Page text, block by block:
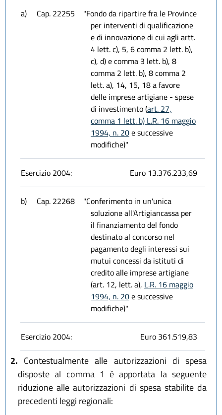
a) Cap. 22255
"Fondo da ripartire fra le Province
per interventi di qualificazione
e di innovazione di cui agli artt.
4 lett. c), 5, 6 comma 2 lett. b),
c), d) e comma 3 lett. b), 8
comma 2 lett. b), 8 comma 2
lett. a), 14, 15, 18 a favore
delle imprese artigiane - spese
di investimento (art. 27,
comma 1 lett. b) L.R. 16 maggio
1994, n. 20e successive
modifiche)"
Esercizio 2004: Euro 13.376.233,69
b) Cap. 22268
"Conferimento in un'unica
soluzione all'Artigiancassa per
il finanziamento del fondo
destinato al concorso nel
pagamento degli interessi sui
mutui concessi da istituti di
credito alle imprese artigiane
(art. 12, lett. a), L.R. 16 maggio
1994, n. 20e successive
modifiche)"
Esercizio 2004: Euro 361.519,83
2. Contestualmente alle autorizzazioni di spesa
disposte al comma 1 è apportata la seguente
riduzione alle autorizzazioni di spesa stabilite da
precedenti leggi regionali: